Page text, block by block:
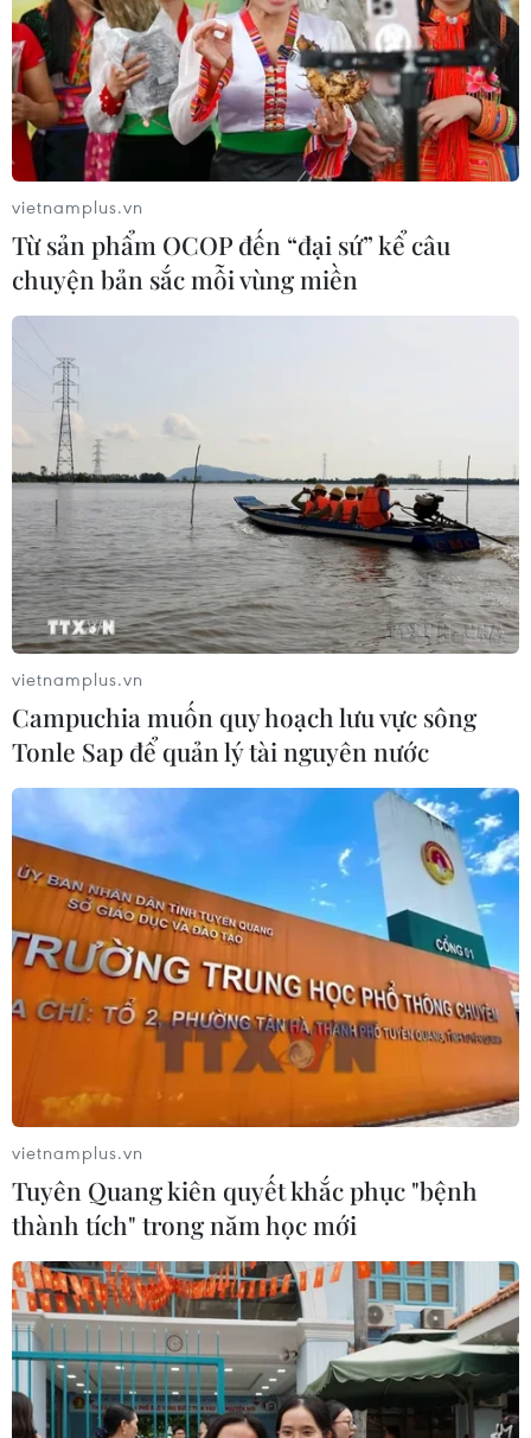
vietnamplus.vn
Từ sản phẩm OCOP đến “đại sứ” kể câu
chuyện bản sắc mỗi vùng miền
vietnamplus.vn
Campuchia muốn quy hoạch lưu vực sông
Tonle Sap để quản lý tài nguyên nước
vietnamplus.vn
Tuyên Quang kiên quyết khắc phục "bệnh
thành tích" trong năm học mới